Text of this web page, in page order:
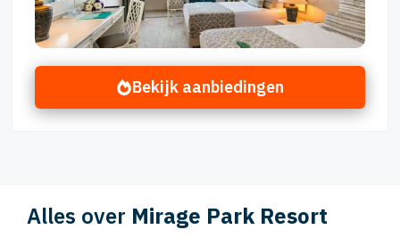
Bekijk aanbiedingen
Alles over Mirage Park Resort